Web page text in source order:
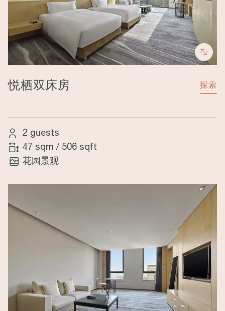
悦栖双床房 探索
2 guests
47 sqm / 506 sqft
花园景观